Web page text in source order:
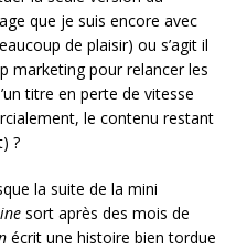
que je suis encore avec
de plaisir) ou s’agit il
marketing pour relancer les
titre en perte de vitesse
le contenu restant
?
la suite de la mini
sort après des mois de
écrit une histoire bien tordue